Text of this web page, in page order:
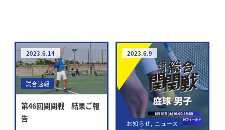
2023.6.14
試合速報
第46回関関戦 結果ご報
告
2023.6.9
お知らせ, ニュース